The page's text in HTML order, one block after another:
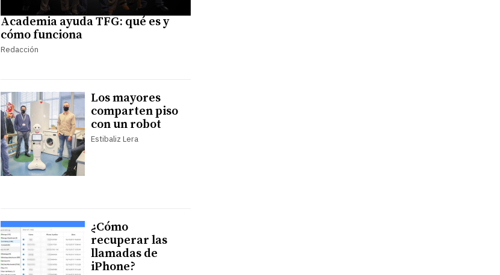
Academia ayuda TFG: qué es y
cómo funciona
Redacción
Los mayores
comparten piso
con un robot
Estibaliz Lera
¿Cómo
recuperar las
llamadas de
iPhone?